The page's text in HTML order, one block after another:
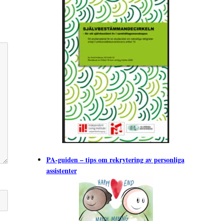
PA-guiden – tips om rekrytering av personliga
assistenter